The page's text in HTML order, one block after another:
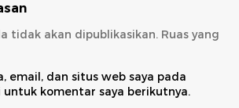
tidak akan dipublikasikan. Ruas yang
email, dan situs web saya pada
untuk komentar saya berikutnya.